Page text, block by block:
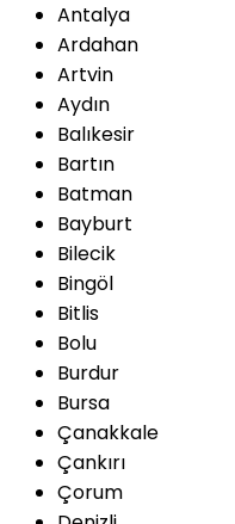
Antalya
Ardahan
Artvin
Aydın
Balıkesir
Bartın
Batman
Bayburt
Bilecik
Bingöl
Bitlis
Bolu
Burdur
Bursa
Çanakkale
Çankırı
Çorum